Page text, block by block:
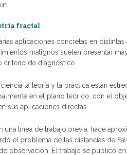
fractal
aplicaciones concretas en
malignos suelen presentar
criterio de diagnóstico.
la teoría y la práctica están
en el plano teórico, con el
sus aplicaciones directas.
una línea de trabajo previa: hace
el problema de las distancias de
observación. El trabajo se publicó en